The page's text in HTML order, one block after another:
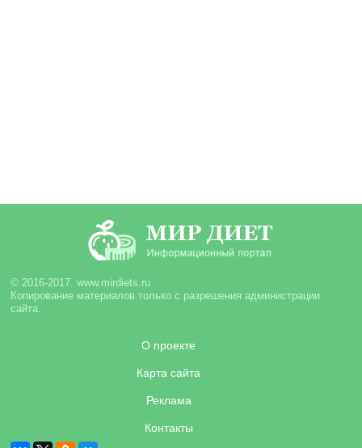
© 2016-2017. www.mirdiets.ru
Копирование материалов только с разрешения администрации
сайта.
О проекте
Карта сайта
Реклама
Контакты